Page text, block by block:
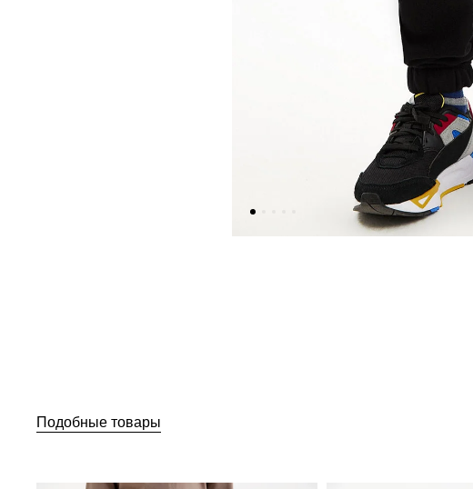
Подобные товары